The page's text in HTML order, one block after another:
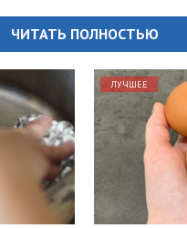
ЧИТАТЬ ПОЛНОСТЬЮ
ЛУЧШЕЕ